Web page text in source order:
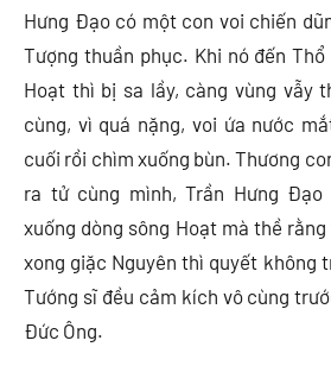
Hưng Đạo có một con voi chiến
Tượng thuần phục. Khi nó đến
Hoạt thì bị sa lầy, càng vùng vẫy
cùng, vì quá nặng, voi ứa nước
cuối rồi chìm xuống bùn. Thương
ra tử cùng mình, Trần Hưng
xuống dòng sông Hoạt mà thề rằng
xong giặc Nguyên thì quyết không
Tướng sĩ đều cảm kích vô cùng
Đức Ông.